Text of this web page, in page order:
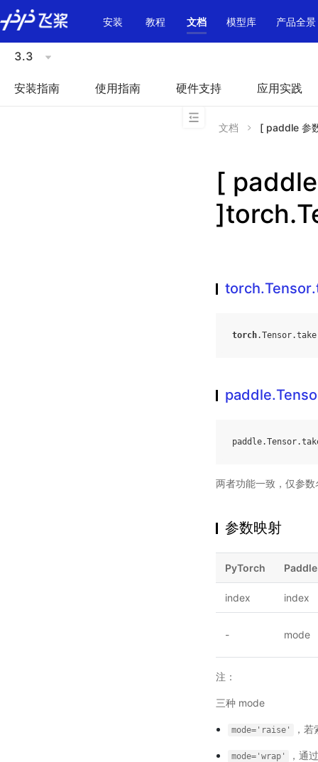
\u200E
安装
教程 文档 模型库 产品全景
3.3
安装指南 使用指南 硬件支持 应用实践
文档 [ paddle 参
[
torch.Tensor.take
paddle.Tensor.
两者功能一致，仅参
参数映射
PyTorch
index index
- mode
注：
三种 mode
mode='raise' ，
mode='wrap' ，通